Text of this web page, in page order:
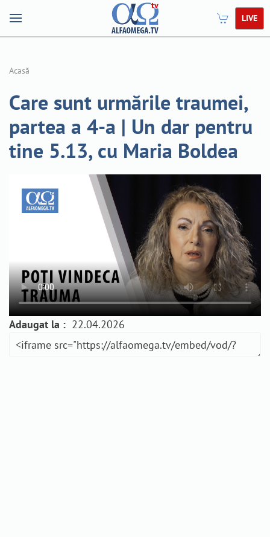
LIVE
Acasă
Care sunt urmările traumei,
partea a 4-a | Un dar pentru
tine 5.13, cu Maria Boldea
Adaugat la : 22.04.2026